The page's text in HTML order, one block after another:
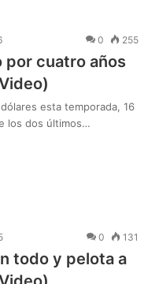
0 255
por cuatro años
esta temporada, 16
los dos últimos…
0 131
todo y pelota a